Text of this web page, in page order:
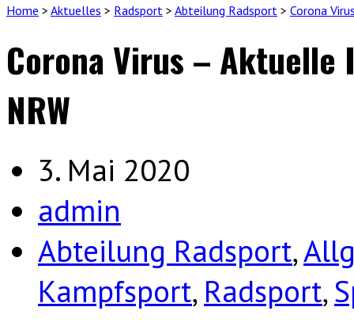
Home > Aktuelles > Radsport > Abteilung Radsport > Corona
Corona Virus –
NRW
3. Mai 2020
admin
Abteilung Radsport,
Kampfsport, Radsport,